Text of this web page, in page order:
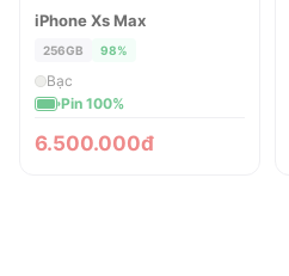
ĐÃ BÁN
iPhone Xs Max
256GB 98%
Bạc
Pin 100%
6.500.000đ